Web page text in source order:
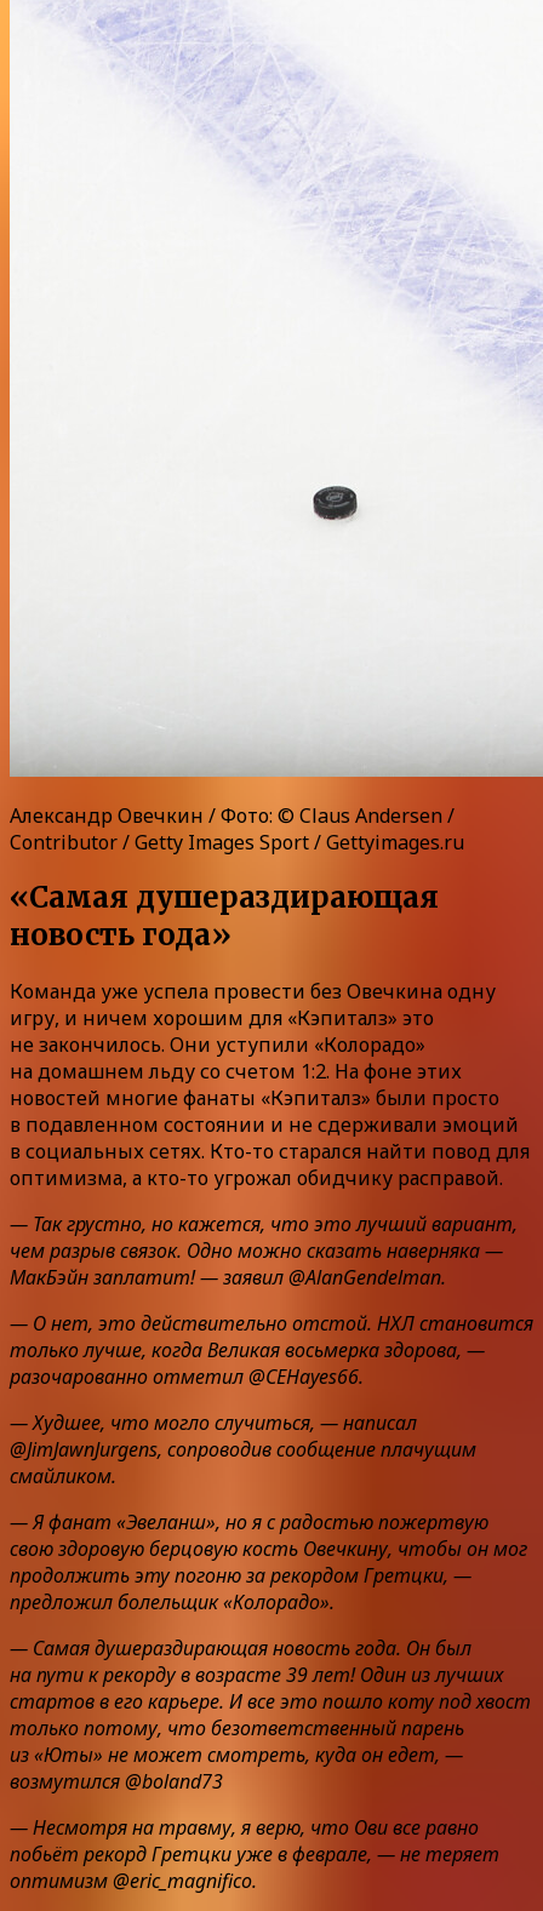
Александр Овечкин / Фото: © Claus Andersen /
Contributor / Getty Images Sport / Gettyimages.ru
«Самая душераздирающая
новость года»
Команда уже успела провести без Овечкина одну
игру, и ничем хорошим для «Кэпиталз» это
не закончилось. Они уступили «Колорадо»
на домашнем льду со счетом 1:2. На фоне этих
новостей многие фанаты «Кэпиталз» были просто
в подавленном состоянии и не сдерживали эмоций
в социальных сетях. Кто-то старался найти повод для
оптимизма, а кто-то угрожал обидчику расправой.
— Так грустно, но кажется, что это лучший вариант,
чем разрыв связок. Одно можно сказать наверняка —
МакБэйн заплатит! — заявил @AlanGendelman.
— О нет, это действительно отстой. НХЛ становится
только лучше, когда Великая восьмерка здорова, —
разочарованно отметил @CEHayes66.
— Худшее, что могло случиться, — написал
@JimJawnJurgens, сопроводив сообщение плачущим
смайликом.
— Я фанат «Эвеланш», но я с радостью пожертвую
свою здоровую берцовую кость Овечкину, чтобы он мог
продолжить эту погоню за рекордом Гретцки, —
предложил болельщик «Колорадо».
— Самая душераздирающая новость года. Он был
на пути к рекорду в возрасте 39 лет! Один из лучших
стартов в его карьере. И все это пошло коту под хвост
только потому, что безответственный парень
из «Юты» не может смотреть, куда он едет, —
возмутился @boland73
— Несмотря на травму, я верю, что Ови все равно
побьёт рекорд Гретцки уже в феврале, — не теряет
оптимизм @eric_magnifico.